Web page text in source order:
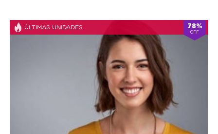
ÚLTIMAS UNIDADES 78%
OFF